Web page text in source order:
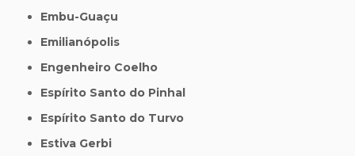
Embu-Guaçu
Emilianópolis
Engenheiro Coelho
Espírito Santo do Pinhal
Espírito Santo do Turvo
Estiva Gerbi